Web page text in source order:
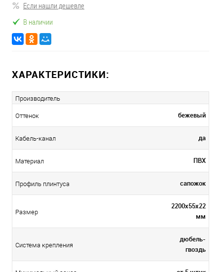
Если нашли дешевле
В наличии
ХАРАКТЕРИСТИКИ:
Производитель
Оттенок бежевый
Кабель-канал да
Материал ПВХ
Профиль плинтуса сапожок
Размер
2200х55х22
мм
Система крепления
дюбель-
гвоздь